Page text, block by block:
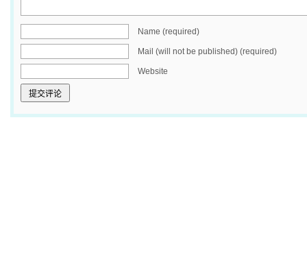
Name (required)
Mail (will not be published) (required)
Website